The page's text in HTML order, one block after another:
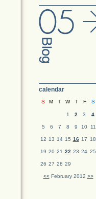
calendar
S M T W T F S
1 2 3 4
5 6 7 8 9 10 11
12 13 14 15 16 17 18
19 20 21 22 23 24 25
26 27 28 29
<<February 2012 >>